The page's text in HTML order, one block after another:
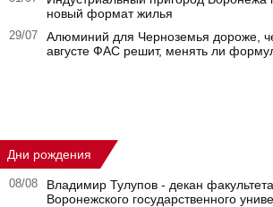
новый формат жилья
29/07
Алюминий для Черноземья дороже,
августе ФАС решит, менять ли
Дни рождения
08/08
Владимир Тулупов - декан
Воронежского государственного